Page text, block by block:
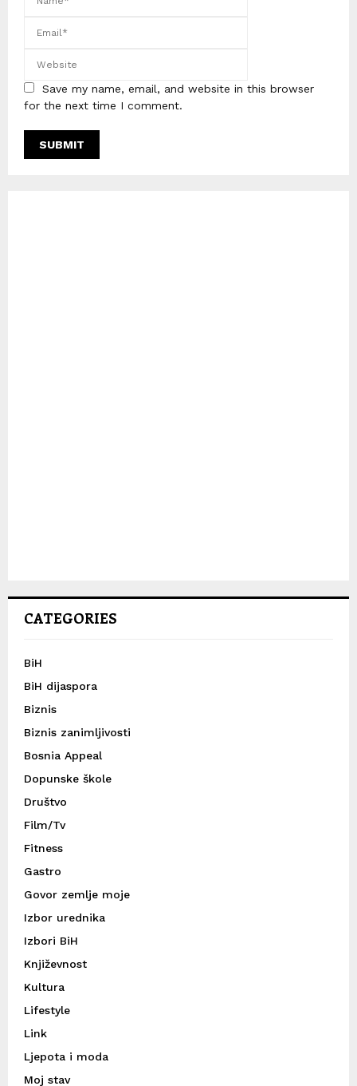
Save my name, email, and website in this browser
for the next time I comment.
CATEGORIES
BiH
BiH dijaspora
Biznis
Biznis zanimljivosti
Bosnia Appeal
Dopunske škole
Društvo
Film/Tv
Fitness
Gastro
Govor zemlje moje
Izbor urednika
Izbori BiH
Književnost
Kultura
Lifestyle
Link
Ljepota i moda
Moj stav